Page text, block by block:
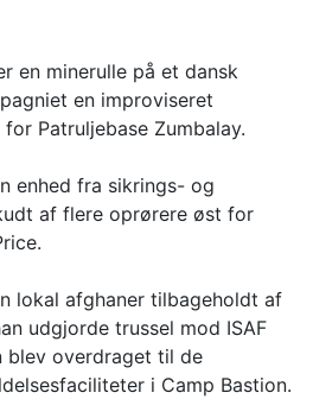
en minerulle på et dansk
en improviseret
Patruljebase Zumbalay.
enhed fra sikrings- og
af flere oprørere øst for
lokal afghaner tilbageholdt af
udgjorde trussel mod ISAF
blev overdraget til de
i Camp Bastion.